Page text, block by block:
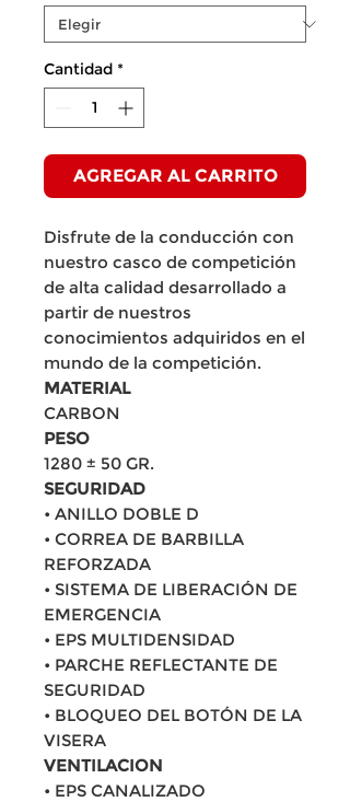
Cantidad *
AGREGAR AL CARRITO
Disfrute de la conducción con
nuestro casco de competición
de alta calidad desarrollado a
partir de nuestros
conocimientos adquiridos en el
mundo de la competición.
MATERIAL
CARBON
PESO
1280 ± 50 GR.
SEGURIDAD
• ANILLO DOBLE D
• CORREA DE BARBILLA
REFORZADA
• SISTEMA DE LIBERACIÓN DE
EMERGENCIA
• EPS MULTIDENSIDAD
• PARCHE REFLECTANTE DE
SEGURIDAD
• BLOQUEO DEL BOTÓN DE LA
VISERA
VENTILACION
• EPS CANALIZADO